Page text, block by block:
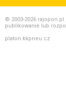
© 2003-2026
publikowanie lub
platon.kkpneu.cz